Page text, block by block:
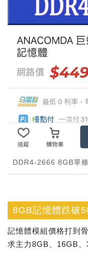
DDR4-2666 8GB單
8GB記憶體跌破
記憶體模組價格打到
求主力8GB、16GB、